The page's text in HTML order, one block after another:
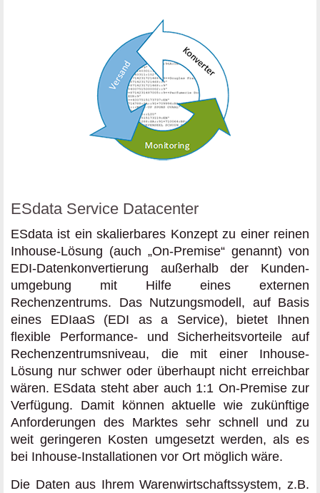
ESdata Service Datacenter
ESdata ist ein skalierbares Konzept zu einer reinen
Inhouse-Lösung (auch „On-Premise“ genannt) von
EDI-Datenkonvertierung außerhalb der Kunden­
umgebung mit Hilfe eines externen
Rechenzentrums. Das Nutzungs­modell, auf Basis
eines EDIaaS (EDI as a Service), bietet Ihnen
flexible Performance- und Sicherheits­vorteile auf
Rechen­zentrums­niveau, die mit einer Inhouse-
Lösung nur schwer oder überhaupt nicht erreichbar
wären. ESdata steht aber auch 1:1 On-Premise zur
Verfügung. Damit können aktuelle wie zukünftige
Anforderungen des Marktes sehr schnell und zu
weit geringeren Kosten umgesetzt werden, als es
bei Inhouse-Installationen vor Ort möglich wäre.
Die Daten aus Ihrem Waren­wirtschafts­system, z.B.